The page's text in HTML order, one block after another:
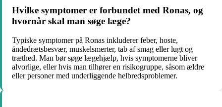
Hvilke symptomer er forbundet med Ronas, og
hvornår skal man søge læge?
Typiske symptomer på Ronas inkluderer feber, hoste,
åndedrætsbesvær, muskelsmerter, tab af smag eller lugt og
træthed. Man bør søge lægehjælp, hvis symptomerne bliver
alvorlige, eller hvis man tilhører en risikogruppe, såsom ældre
eller personer med underliggende helbredsproblemer.